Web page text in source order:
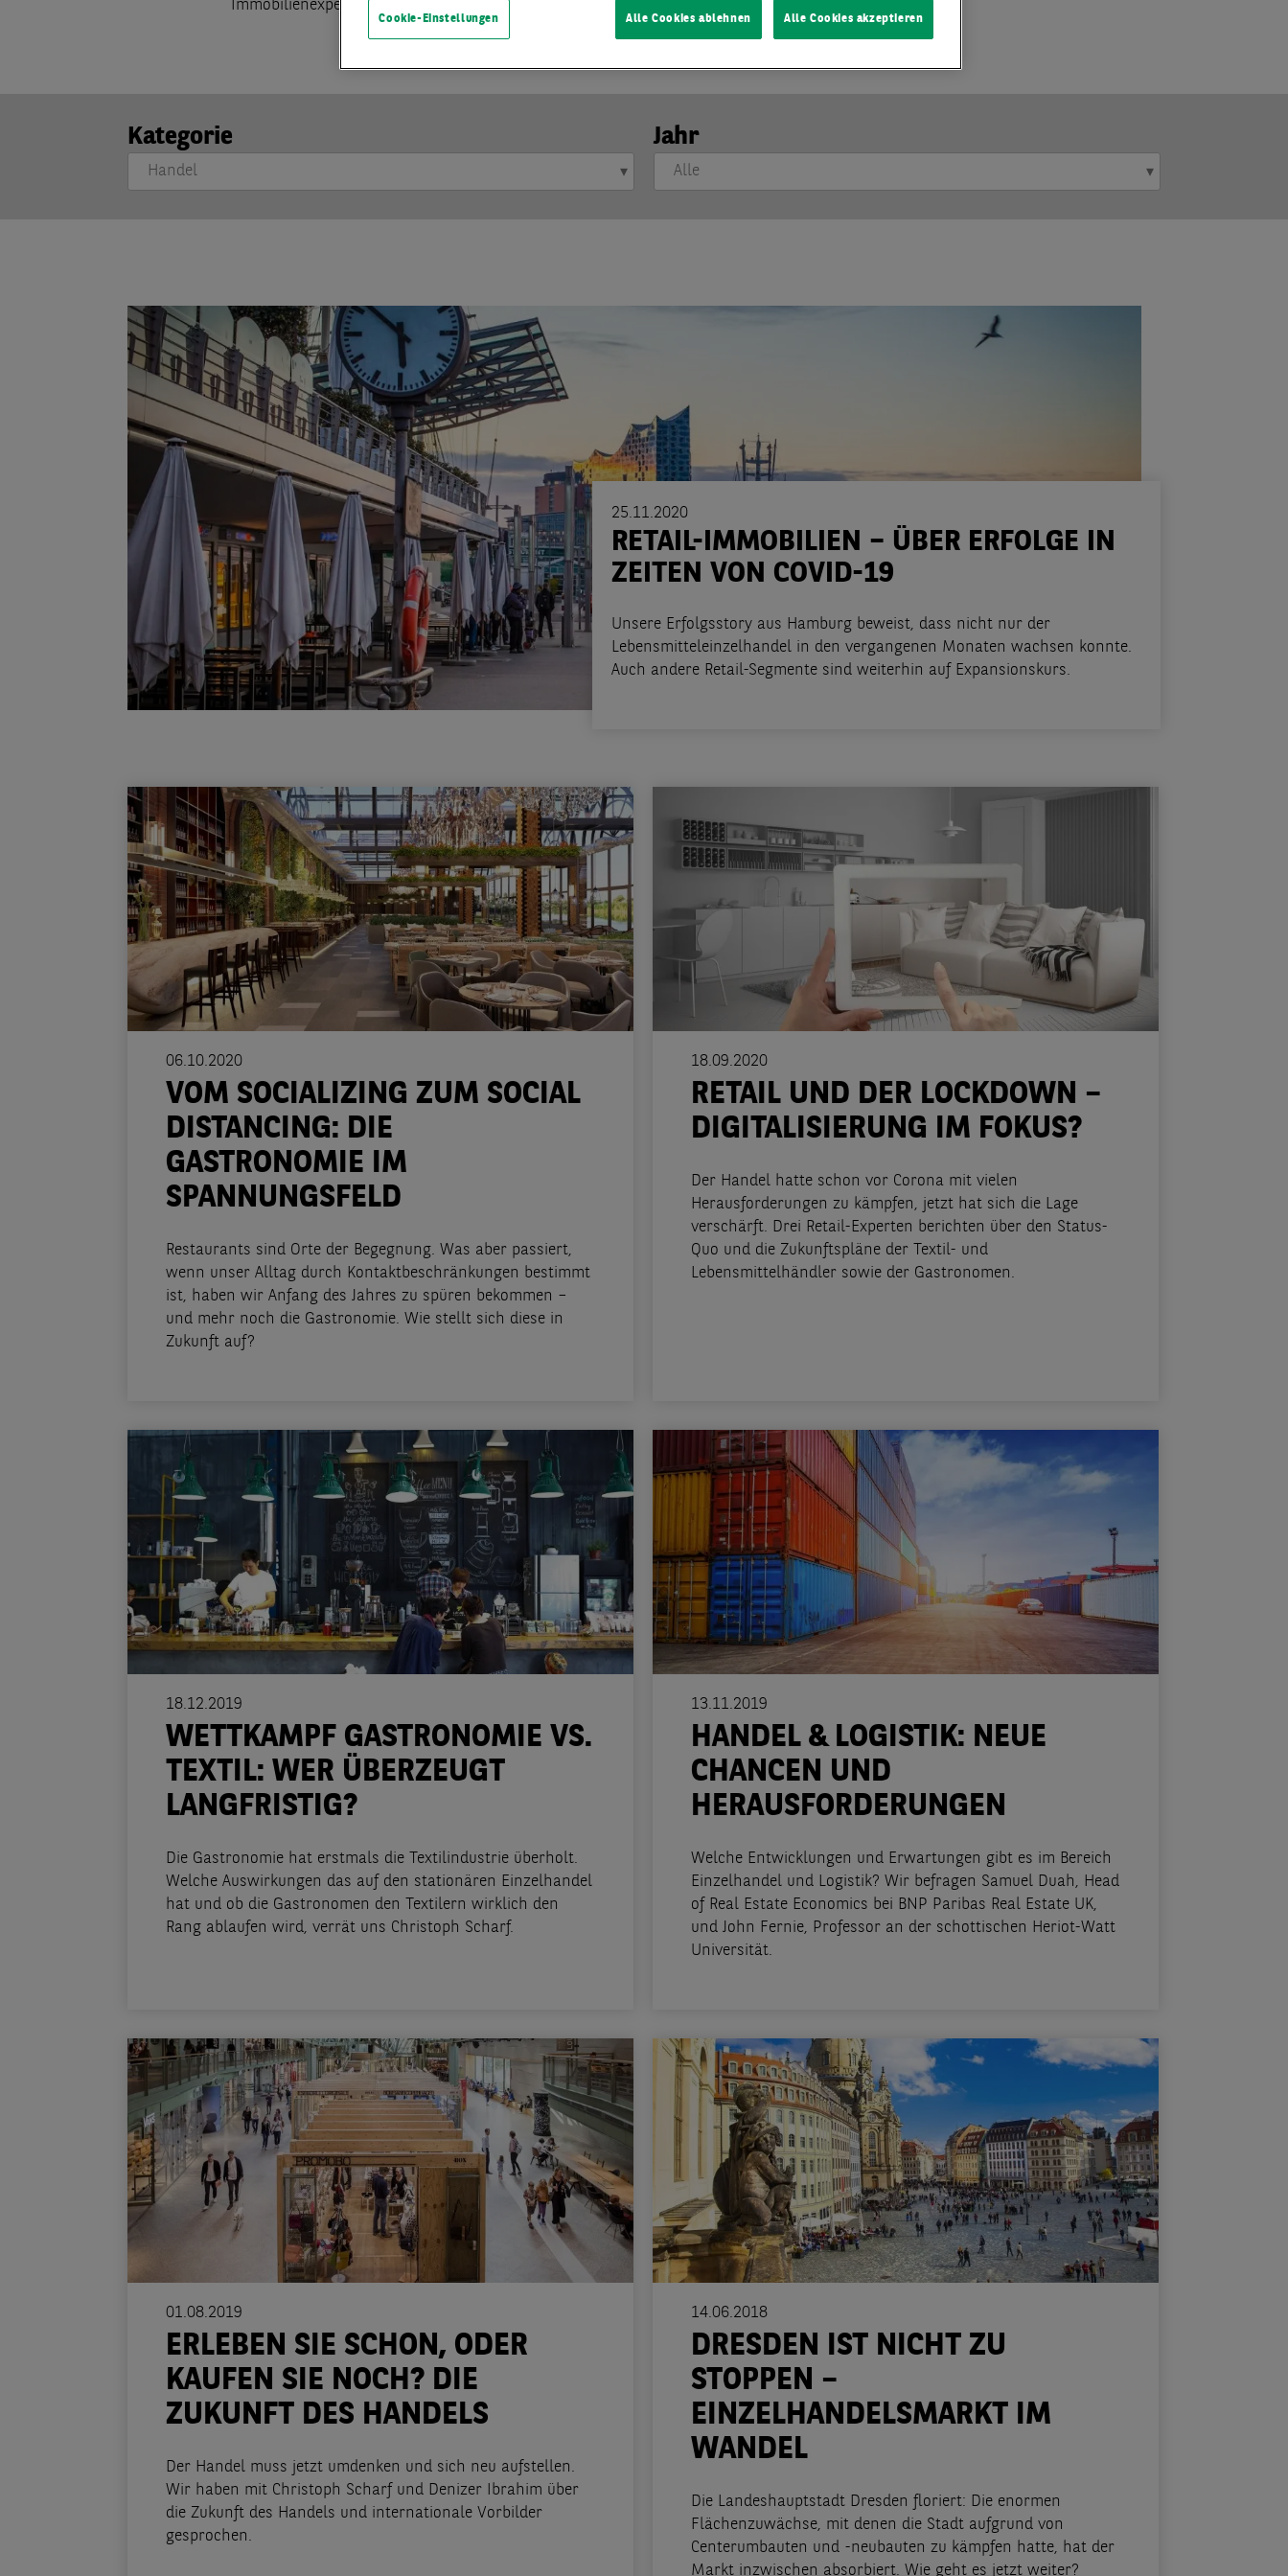
Immobilienexpert:innen Sie mit zu spannenden Retail-Projekten und -Entwicklungen.
Kategorie Jahr
25.11.2020
RETAIL-IMMOBILIEN – ÜBER ERFOLGE IN
ZEITEN VON COVID-19
Unsere Erfolgsstory aus Hamburg beweist, dass nicht nur der
Lebensmitteleinzelhandel in den vergangenen Monaten wachsen konnte.
Auch andere Retail-Segmente sind weiterhin auf Expansionskurs.
06.10.2020
VOM SOCIALIZING ZUM SOCIAL
DISTANCING: DIE
GASTRONOMIE IM
SPANNUNGSFELD
Restaurants sind Orte der Begegnung. Was aber passiert,
wenn unser Alltag durch Kontaktbeschränkungen bestimmt
ist, haben wir Anfang des Jahres zu spüren bekommen –
und mehr noch die Gastronomie. Wie stellt sich diese in
Zukunft auf?
18.09.2020
RETAIL UND DER LOCKDOWN –
DIGITALISIERUNG IM FOKUS?
Der Handel hatte schon vor Corona mit vielen
Herausforderungen zu kämpfen, jetzt hat sich die Lage
verschärft. Drei Retail-Experten berichten über den Status-
Quo und die Zukunftspläne der Textil- und
Lebensmittelhändler sowie der Gastronomen.
18.12.2019
WETTKAMPF GASTRONOMIE VS.
TEXTIL: WER ÜBERZEUGT
LANGFRISTIG?
Die Gastronomie hat erstmals die Textilindustrie überholt.
Welche Auswirkungen das auf den stationären Einzelhandel
hat und ob die Gastronomen den Textilern wirklich den
Rang ablaufen wird, verrät uns Christoph Scharf.
13.11.2019
HANDEL & LOGISTIK: NEUE
CHANCEN UND
HERAUSFORDERUNGEN
Welche Entwicklungen und Erwartungen gibt es im Bereich
Einzelhandel und Logistik? Wir befragen Samuel Duah, Head
of Real Estate Economics bei BNP Paribas Real Estate UK,
und John Fernie, Professor an der schottischen Heriot-Watt
Universität.
01.08.2019
ERLEBEN SIE SCHON, ODER
KAUFEN SIE NOCH? DIE
ZUKUNFT DES HANDELS
Der Handel muss jetzt umdenken und sich neu aufstellen.
Wir haben mit Christoph Scharf und Denizer Ibrahim über
die Zukunft des Handels und internationale Vorbilder
gesprochen.
14.06.2018
DRESDEN IST NICHT ZU
STOPPEN –
EINZELHANDELSMARKT IM
WANDEL
Die Landeshauptstadt Dresden floriert: Die enormen
Flächenzuwächse, mit denen die Stadt aufgrund von
Centerumbauten und -neubauten zu kämpfen hatte, hat der
Markt inzwischen absorbiert. Wie geht es jetzt weiter?
Cookie-Einstellungen Alle Cookies ablehnen Alle Cookies akzeptieren